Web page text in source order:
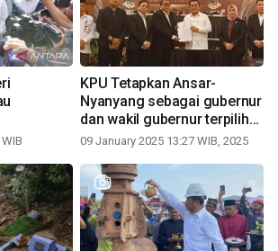
KPU Tetapkan Ansar-
Nyanyang sebagai gubernur
dan wakil gubernur terpilih
periode 2025-2030
09 January 2025 13:27 WIB, 2025